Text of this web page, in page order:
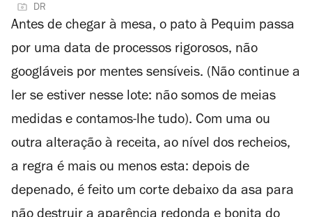
DR
Antes de chegar à mesa, o pato à Pequim passa
por uma data de processos rigorosos, não
googláveis por mentes sensíveis. (Não continue a
ler se estiver nesse lote: não somos de meias
medidas e contamos-lhe tudo). Com uma ou
outra alteração à receita, ao nível dos recheios,
a regra é mais ou menos esta: depois de
depenado, é feito um corte debaixo da asa para